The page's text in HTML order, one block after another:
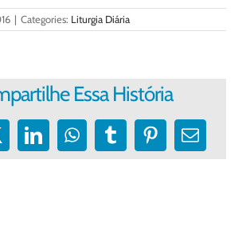
| Categories: Liturgia Diária
Essa História
LinkedInWhatsApp
TumblrPinterest
E-